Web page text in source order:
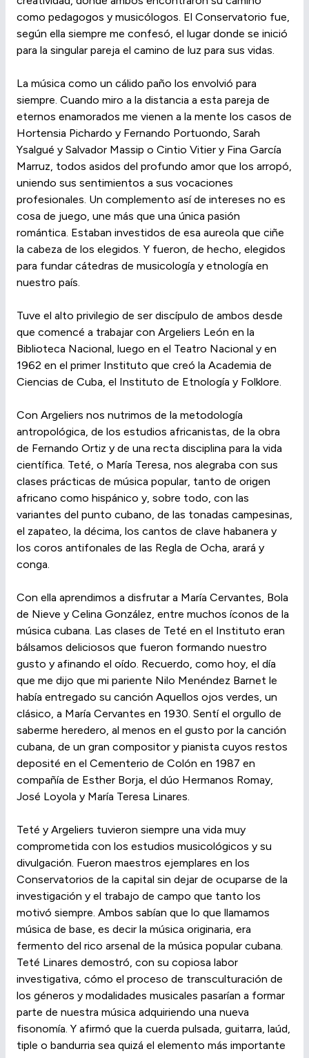
como pedagogos y musicólogos. El Conservatorio fue,
según ella siempre me confesó, el lugar donde se inició
para la singular pareja el camino de luz para sus vidas.
La música como un cálido paño los envolvió para
siempre. Cuando miro a la distancia a esta pareja de
eternos enamorados me vienen a la mente los casos de
Hortensia Pichardo y Fernando Portuondo, Sarah
Ysalgué y Salvador Massip o Cintio Vitier y Fina García
Marruz, todos asidos del profundo amor que los arropó,
uniendo sus sentimientos a sus vocaciones
profesionales. Un complemento así de intereses no es
cosa de juego, une más que una única pasión
romántica. Estaban investidos de esa aureola que ciñe
la cabeza de los elegidos. Y fueron, de hecho, elegidos
para fundar cátedras de musicología y etnología en
nuestro país.
Tuve el alto privilegio de ser discípulo de ambos desde
que comencé a trabajar con Argeliers León en la
Biblioteca Nacional, luego en el Teatro Nacional y en
1962 en el primer Instituto que creó la Academia de
Ciencias de Cuba, el Instituto de Etnología y Folklore.
Con Argeliers nos nutrimos de la metodología
antropológica, de los estudios africanistas, de la obra
de Fernando Ortiz y de una recta disciplina para la vida
científica. Teté, o María Teresa, nos alegraba con sus
clases prácticas de música popular, tanto de origen
africano como hispánico y, sobre todo, con las
variantes del punto cubano, de las tonadas campesinas,
el zapateo, la décima, los cantos de clave habanera y
los coros antifonales de las Regla de Ocha, arará y
conga.
Con ella aprendimos a disfrutar a María Cervantes, Bola
de Nieve y Celina González, entre muchos íconos de la
música cubana. Las clases de Teté en el Instituto eran
bálsamos deliciosos que fueron formando nuestro
gusto y afinando el oído. Recuerdo, como hoy, el día
que me dijo que mi pariente Nilo Menéndez Barnet le
había entregado su canción Aquellos ojos verdes, un
clásico, a María Cervantes en 1930. Sentí el orgullo de
saberme heredero, al menos en el gusto por la canción
cubana, de un gran compositor y pianista cuyos restos
deposité en el Cementerio de Colón en 1987 en
compañía de Esther Borja, el dúo Hermanos Romay,
José Loyola y María Teresa Linares.
Teté y Argeliers tuvieron siempre una vida muy
comprometida con los estudios musicológicos y su
divulgación. Fueron maestros ejemplares en los
Conservatorios de la capital sin dejar de ocuparse de la
investigación y el trabajo de campo que tanto los
motivó siempre. Ambos sabían que lo que llamamos
música de base, es decir la música originaria, era
fermento del rico arsenal de la música popular cubana.
Teté Linares demostró, con su copiosa labor
investigativa, cómo el proceso de transculturación de
los géneros y modalidades musicales pasarían a formar
parte de nuestra música adquiriendo una nueva
fisonomía. Y afirmó que la cuerda pulsada, guitarra, laúd,
tiple o bandurria sea quizá el elemento más importante